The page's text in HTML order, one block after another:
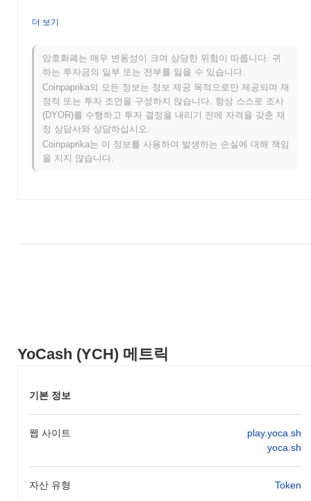
YoCash (YCH) 메트릭
기본 정보
웹 사이트
play.yoca.sh
yoca.sh
자산 유형 Token
역대 최고가(ATH):
YoCash는 현재 ATH보다 ~0.91%낮게 거래되고 있습니다 .
YoCash는 더 넓은 암호화폐 시장과 비교하여 어떤 성
과를 내고 있나요?
지난 7일 동안 YoCash는0.00%
전체 암호화폐 시장에 뒤처졌습니다. 이는 더 넓은 시장 모멘텀과
비교하여 YCH의 가격 움직임에서 일시적인 지연을 나타냅니다.
더 보기
암호화폐는 매우 변동성이 크며 상당한 위험이 따릅니다. 귀
하는 투자금의 일부 또는 전부를 잃을 수 있습니다.
Coinpaprika의 모든 정보는 정보 제공 목적으로만 제공되며 재
정적 또는 투자 조언을 구성하지 않습니다. 항상 스스로 조사
(DYOR)를 수행하고 투자 결정을 내리기 전에 자격을 갖춘 재
정 상담사와 상담하십시오.
Coinpaprika는 이 정보를 사용하여 발생하는 손실에 대해 책임
을 지지 않습니다.